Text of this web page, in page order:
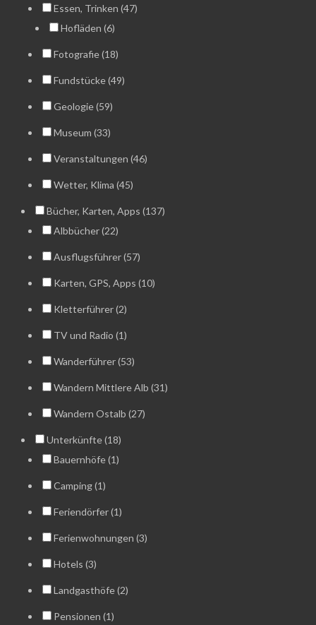
Essen, Trinken (47)
Hofläden (6)
Fotografie (18)
Fundstücke (49)
Geologie (59)
Museum (33)
Veranstaltungen (46)
Wetter, Klima (45)
Bücher, Karten, Apps (137)
Albbücher (22)
Ausflugsführer (57)
Karten, GPS, Apps (10)
Kletterführer (2)
TV und Radio (1)
Wanderführer (53)
Wandern Mittlere Alb (31)
Wandern Ostalb (27)
Unterkünfte (18)
Bauernhöfe (1)
Camping (1)
Feriendörfer (1)
Ferienwohnungen (3)
Hotels (3)
Landgasthöfe (2)
Pensionen (1)